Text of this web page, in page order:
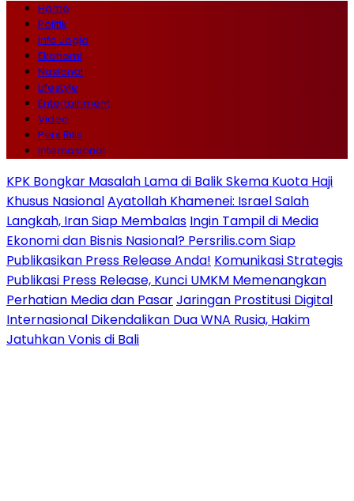
Home
Politik
Info Jogja
Ekonomi
Nasional
Lifestyle
Entertainment
Video
Pers Rilis
Internasional
KPK Bongkar Masalah Lama di Balik Skema Kuota Haji
Khusus NasionalAyatollah Khamenei: Israel Salah
Langkah, Iran Siap Membalas Ingin Tampil di Media
Ekonomi dan Bisnis Nasional? Persrilis.com Siap
Publikasikan Press Release Anda! Komunikasi Strategis
Publikasi Press Release, Kunci UMKM Memenangkan
Perhatian Media dan PasarJaringan Prostitusi Digital
Internasional Dikendalikan Dua WNA Rusia, Hakim
Jatuhkan Vonis di Bali